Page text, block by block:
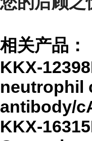
相关产品：
KKX-
neutrophil
antibody/
KKX-